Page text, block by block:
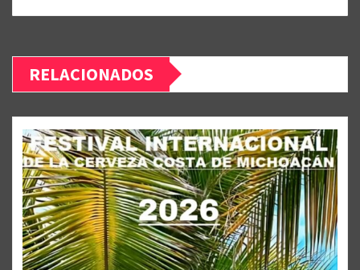
RELACIONADOS